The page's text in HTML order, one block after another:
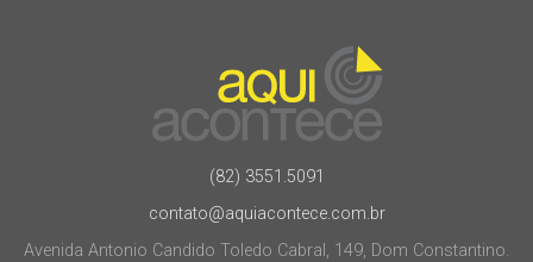
(82) 3551.5091
contato@aquiacontece.com.br
Avenida Antonio Candido Toledo Cabral, 149, Dom Constantino.